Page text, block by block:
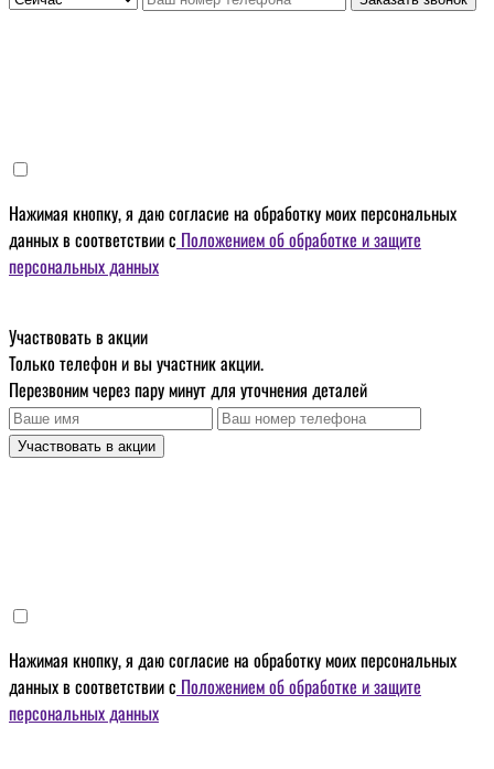
Нажимая кнопку, я даюсогласие на обработку моих персональных
данныхв соответствии с Положением об обработке и защите
персональных данных
Участвовать в акции
Только телефон и вы участник акции.
Перезвоним через пару минут для уточнения деталей
Участвовать в акции
Нажимая кнопку, я даюсогласие на обработку моих персональных
данныхв соответствии с Положением об обработке и защите
персональных данных